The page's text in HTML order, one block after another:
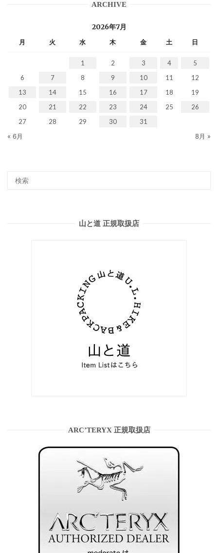
ARCHIVE
2026年7月
月 火 水 木 金 土 日
1 2 3 4
5
6
7 8 9 10 11
12
13
14 15 16 17 18
19
20
21 22 23 24 25
26
27
28 29 30
31
« 6月
8月 »
山と道 正規取扱店
ARC’TERYX 正規取扱店